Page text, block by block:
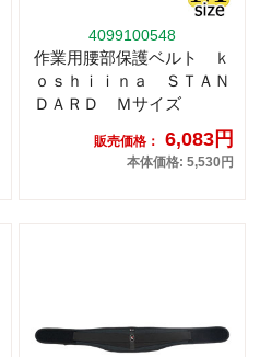
4099100548
作業用腰部保護ベルト ｋ
ｏｓｈｉｉｎａ ＳＴＡＮ
ＤＡＲＤ Ｍサイズ
販売価格： 6,083円
本体価格: 5,530円